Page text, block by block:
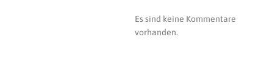
Es sind keine Kommentare
vorhanden.